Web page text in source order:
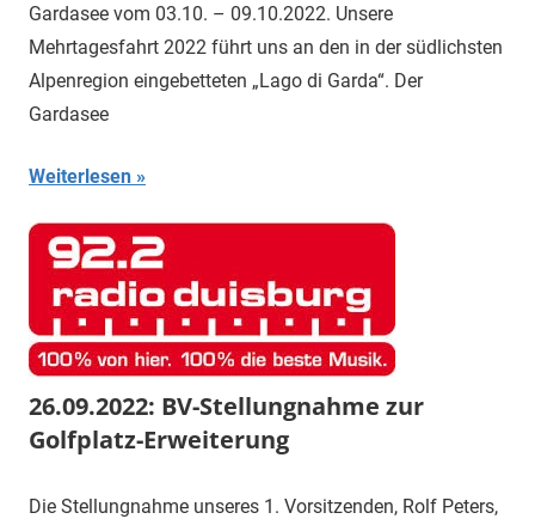
Gardasee vom 03.10. – 09.10.2022. Unsere
Mehrtagesfahrt 2022 führt uns an den in der südlichsten
Alpenregion eingebetteten „Lago di Garda“. Der
Gardasee
Weiterlesen
26.09.2022: BV-Stellungnahme zur
Golfplatz-Erweiterung
Die Stellungnahme unseres 1. Vorsitzenden, Rolf Peters,